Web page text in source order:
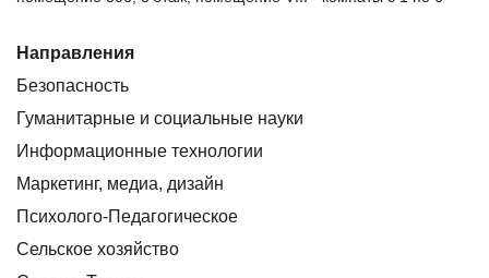
Направления
Безопасность
Гуманитарные и социальные науки
Информационные технологии
Маркетинг, медиа, дизайн
Психолого-Педагогическое
Сельское хозяйство